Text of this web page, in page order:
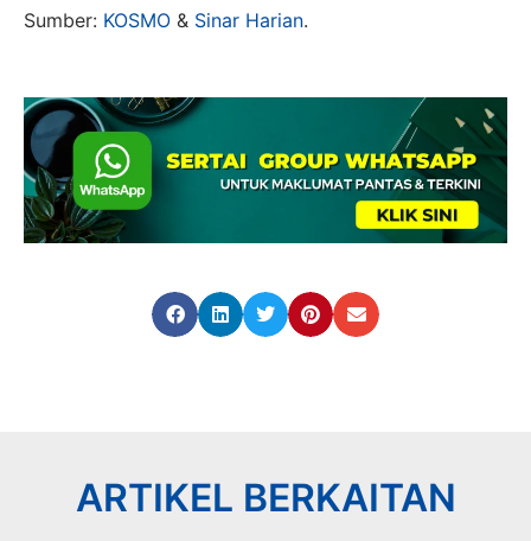
Sumber: KOSMO & Sinar Harian.
ARTIKEL BERKAITAN